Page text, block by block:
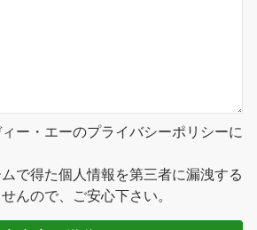
ー・エーのプライバシーポリシーに
で得た個人情報を第三者に漏洩する
んので、ご安心下さい。